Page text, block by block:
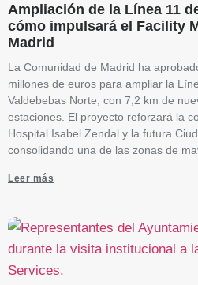
Ampliación de la Línea 11
cómo impulsará el Facility
Madrid
La Comunidad de Madrid ha
millones de euros para ampliar la
Valdebebas Norte, con 7,2 km de
estaciones. El proyecto reforzará la
Hospital Isabel Zendal y la futura
consolidando una de las zonas de
Leer más